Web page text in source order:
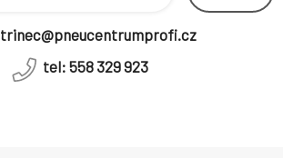
trinec@pneucentrumprofi.cz
tel: 558 329 923